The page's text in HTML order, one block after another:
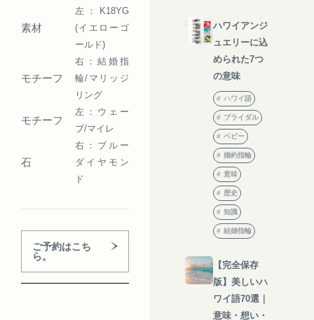
素材
左：K18YG
(イエローゴ
ールド)
モチーフ
右：結婚指
輪/マリッジ
リング
モチーフ
左：ウェー
ブ/マイレ
石
右：ブルー
ダイヤモン
ド
ご予約はこち
ら。
ハワイアンジ
ュエリーに込
められた7つ
の意味
ハワイ語
ブライダル
ベビー
婚約指輪
意味
歴史
知識
結婚指輪
【完全保存
版】美しいハ
ワイ語70選｜
意味・想い・